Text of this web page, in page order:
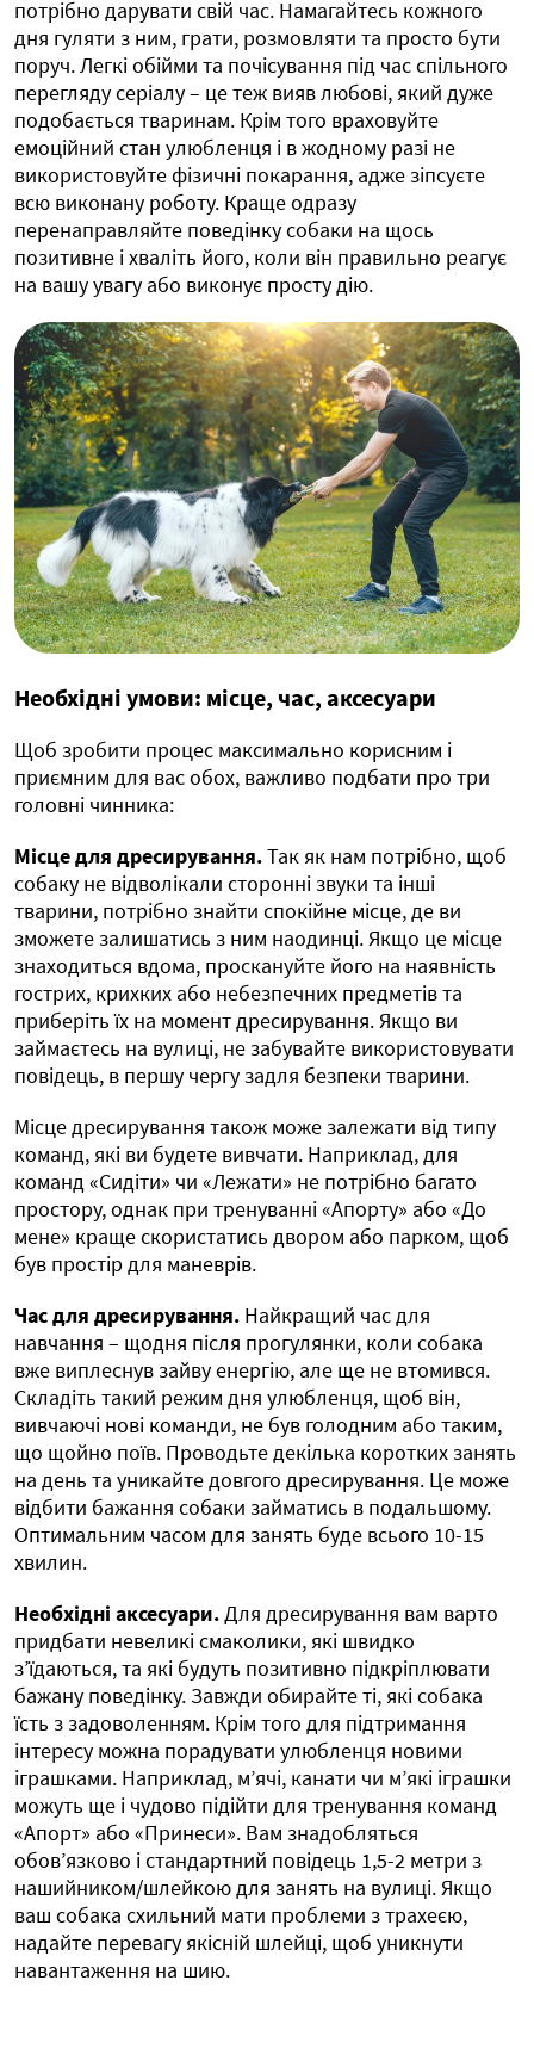
потрібно дарувати свій час. Намагайтесь кожного
дня гуляти з ним, грати, розмовляти та просто бути
поруч. Легкі обійми та почісування під час спільного
перегляду серіалу – це теж вияв любові, який дуже
подобається тваринам. Крім того враховуйте
емоційний стан улюбленця і в жодному разі не
використовуйте фізичні покарання, адже зіпсуєте
всю виконану роботу. Краще одразу
перенаправляйте поведінку собаки на щось
позитивне і хваліть його, коли він правильно реагує
на вашу увагу або виконує просту дію.
Необхідні умови: місце, час, аксесуари
Щоб зробити процес максимально корисним і
приємним для вас обох, важливо подбати про три
головні чинника:
Місце для дресирування.Так як нам потрібно, щоб
собаку не відволікали сторонні звуки та інші
тварини, потрібно знайти спокійне місце, де ви
зможете залишатись з ним наодинці. Якщо це місце
знаходиться вдома, проскануйте його на наявність
гострих, крихких або небезпечних предметів та
приберіть їх на момент дресирування. Якщо ви
займаєтесь на вулиці, не забувайте використовувати
повідець, в першу чергу задля безпеки тварини.
Місце дресирування також може залежати від типу
команд, які ви будете вивчати. Наприклад, для
команд «Сидіти» чи «Лежати» не потрібно багато
простору, однак при тренуванні «Апорту» або «До
мене» краще скористатись двором або парком, щоб
був простір для маневрів.
Час для дресирування. Найкращий час для
навчання – щодня після прогулянки, коли собака
вже виплеснув зайву енергію, але ще не втомився.
Складіть такий режим дня улюбленця, щоб він,
вивчаючі нові команди, не був голодним або таким,
що щойно поїв. Проводьте декілька коротких занять
на день та уникайте довгого дресирування. Це може
відбити бажання собаки займатись в подальшому.
Оптимальним часом для занять буде всього 10-15
хвилин.
Необхідні аксесуари.Для дресирування вам варто
придбати невеликі смаколики, які швидко
з’їдаються, та які будуть позитивно підкріплювати
бажану поведінку. Завжди обирайте ті, які собака
їсть з задоволенням. Крім того для підтримання
інтересу можна порадувати улюбленця новими
іграшками. Наприклад, м’ячі, канати чи м’які іграшки
можуть ще і чудово підійти для тренування команд
«Апорт» або «Принеси». Вам знадобляться
обов’язково і стандартний повідець 1,5-2 метри з
нашийником/шлейкою для занять на вулиці. Якщо
ваш собака схильний мати проблеми з трахеєю,
надайте перевагу якісній шлейці, щоб уникнути
навантаження на шию.